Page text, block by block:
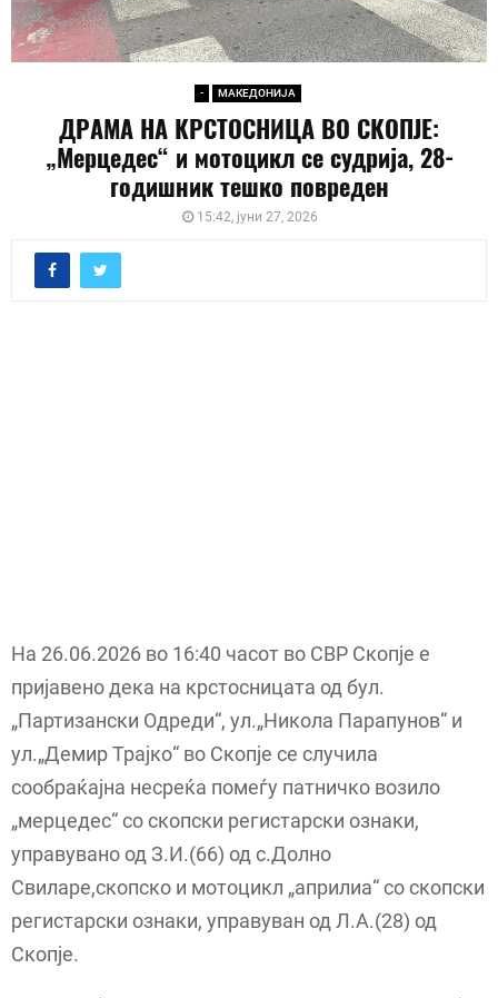
- МАКЕДОНИЈА
ДРАМА НА КРСТОСНИЦА ВО СКОПЈЕ:
„Мерцедес“ и мотоцикл се судрија, 28-
годишник тешко повреден
15:42, јуни 27, 2026
На 26.06.2026 во 16:40 часот во СВР Скопје е
пријавено дека на крстосницата од бул.
„Партизански Одреди“, ул.„Никола Парапунов“ и
ул.„Демир Трајко“ во Скопје се случила
сообраќајна несреќа помеѓу патничко возило
„мерцедес“ со скопски регистарски ознаки,
управувано од З.И.(66) од с.Долно
Свиларе,скопско и мотоцикл „априлиа“ со скопски
регистарски ознаки, управуван од Л.А.(28) од
Скопје.